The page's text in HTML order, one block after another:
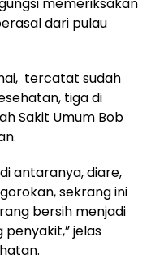
dari pulau
tercatat sudah
tiga di
Sakit Umum Bob
antaranya, diare,
sekrang ini
bersih menjadi
jelas